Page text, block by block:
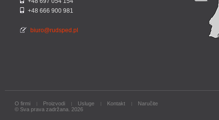
+48 666 900 981
biuro@rudsped.pl
O firmi Proizvodi Usluge Kontakt
Naručite
© Sva prava zadržana. 2026